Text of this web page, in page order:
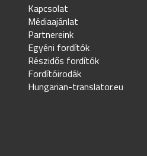
Kapcsolat
Médiaajánlat
Partnereink
Egyéni fordítók
Részidős fordítók
Fordítóirodák
Hungarian-translator.eu